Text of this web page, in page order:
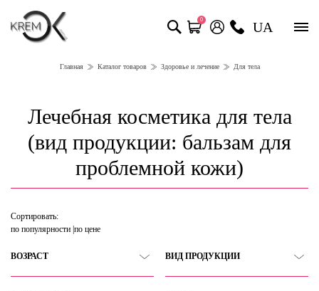
0 UA
Главная Каталог товаров Здоровье и лечение Для тела
Лечебная косметика для тела
(вид продукции: бальзам для
проблемной кожи)
Сортировать:
по популярности по цене
ВОЗРАСТ ВИД ПРОДУКЦИИ